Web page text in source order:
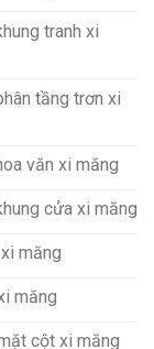
tranh xi
tầng trơn xi
văn xi măng
cửa xi măng
măng
măng
cột xi măng